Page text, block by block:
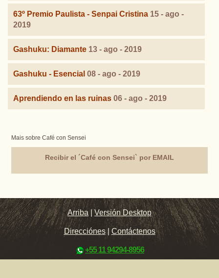
63º Premio Paulista - Senpai Cristina 15 - ago -
2019
Gashuku: Diamante 13 - ago - 2019
Gashuku - Esencial 08 - ago - 2019
Aprendiendo en las ruinas 06 - ago - 2019
Mais sobre Café con Sensei
Recibir el ´Café con Sensei` por EMAIL
Arriba |Versión Desktop
Direcciónes| Contáctenos
+55 11 94294-8956